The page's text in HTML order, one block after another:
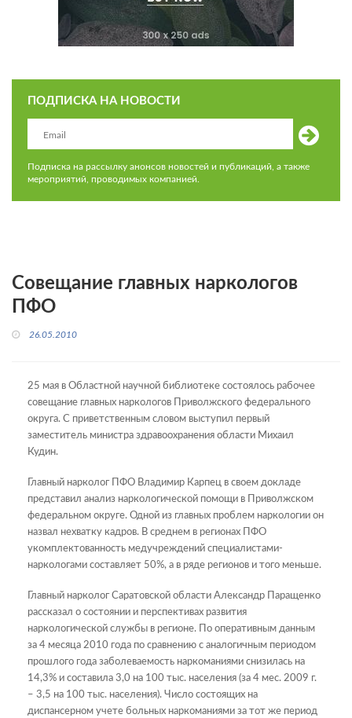
ПОДПИСКА НА НОВОСТИ
Подписка на рассылку анонсов новостей и публикаций, а также
мероприятий, проводимых компанией.
Совещание главных наркологов
ПФО
26.05.2010
25 мая в Областной научной библиотеке состоялось рабочее
совещание главных наркологов Приволжского федерального
округа. С приветственным словом выступил первый
заместитель министра здравоохранения области Михаил
Кудин.
Главный нарколог ПФО Владимир Карпец в своем докладе
представил анализ наркологической помощи в Приволжском
федеральном округе. Одной из главных проблем наркологии он
назвал нехватку кадров. В среднем в регионах ПФО
укомплектованность медучреждений специалистами-
наркологами составляет 50%, а в ряде регионов и того меньше.
Главный нарколог Саратовской области Александр Паращенко
рассказал о состоянии и перспективах развития
наркологической службы в регионе. По оперативным данным
за 4 месяца 2010 года по сравнению с аналогичным периодом
прошлого года заболеваемость наркоманиями снизилась на
14,3% и составила 3,0 на 100 тыс. населения (за 4 мес. 2009 г.
– 3,5 на 100 тыс. населения). Число состоящих на
диспансерном учете больных наркоманиями за тот же период